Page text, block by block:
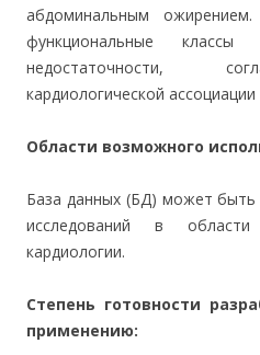
абдоминальным
функциональные классы
недостаточности,
кардиологической ассоциации
Области возможного
База данных (БД) может быть
исследований в
кардиологии.
Степень готовности
применению: